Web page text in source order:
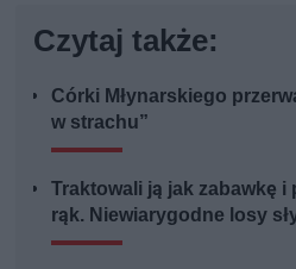
Czytaj także:
Córki Młynarskiego
w strachu”
Traktowali ją jak zabawkę i
rąk. Niewiarygodne losy